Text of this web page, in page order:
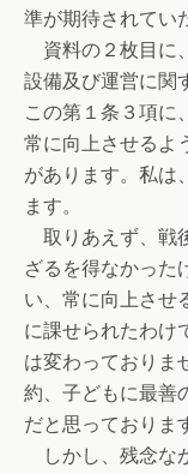
準が期待されてい
資料の２枚目に
設備及び運営に関
この第１条３項に
常に向上させるよ
があります。私は
ます。
取りあえず、戦
ざるを得なかった
い、常に向上させ
に課せられたわけ
は変わっておりま
約、子どもに最善
だと思っておりま
しかし、残念な